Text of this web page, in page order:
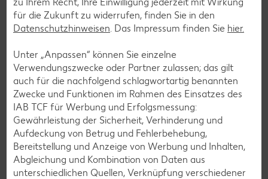
Zurück zu allen Rezepten
für die Zukunft zu widerrufen, finden Sie in den
Datenschutzhinweisen . Das Impressum finden Sie hier.
Unter „Anpassen“ können Sie einzelne
Verwendungszwecke oder Partner zulassen; das gilt
auch für die nachfolgend schlagwortartig benannten
Zwecke und Funktionen im Rahmen des Einsatzes des
IAB TCF für Werbung und Erfolgsmessung:
Gewährleistung der Sicherheit, Verhinderung und
Aufdeckung von Betrug und Fehlerbehebung,
Bereitstellung und Anzeige von Werbung und Inhalten,
Abgleichung und Kombination von Daten aus
unterschiedlichen Quellen, Verknüpfung verschiedener